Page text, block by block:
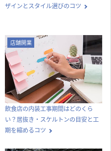
ザインとスタイル選びのコツ
店舗開業
飲食店の内装工事期間はどのくら
い？居抜き・スケルトンの目安と工
期を縮めるコツ